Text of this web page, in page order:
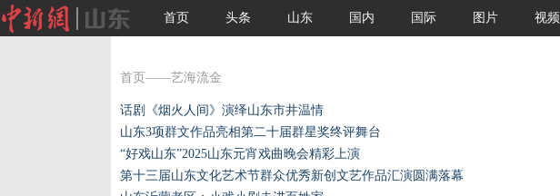
首页 头条 山东 国内 国际 图片 视频
首页 ——艺海流金
话剧《烟火人间》演绎山东市井温情
山东3项群文作品亮相第二十届群星奖终评舞台
“好戏山东”2025山东元宵戏曲晚会精彩上演
第十三届山东文化艺术节群众优秀新创文艺作品汇演圆满落幕